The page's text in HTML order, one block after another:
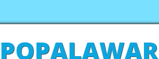
POPALAWAR